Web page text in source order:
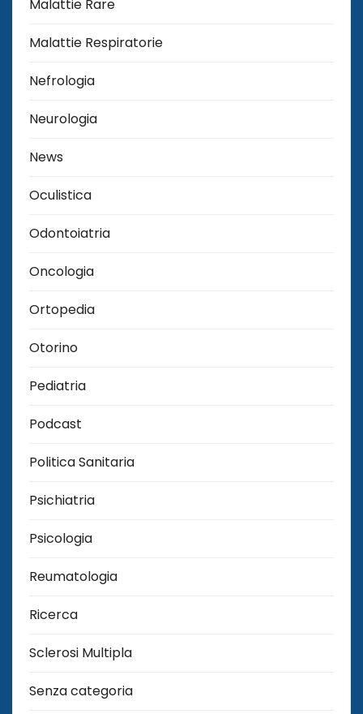
Malattie Rare
Malattie Respiratorie
Nefrologia
Neurologia
News
Oculistica
Odontoiatria
Oncologia
Ortopedia
Otorino
Pediatria
Podcast
Politica Sanitaria
Psichiatria
Psicologia
Reumatologia
Ricerca
Sclerosi Multipla
Senza categoria